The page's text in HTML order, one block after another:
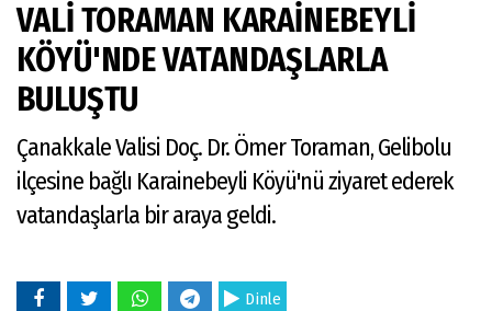
VALİ TORAMAN KARAİNEBEYLİ
KÖYÜ'NDE VATANDAŞLARLA
BULUŞTU
Çanakkale Valisi Doç. Dr. Ömer Toraman, Gelibolu
ilçesine bağlı Karainebeyli Köyü'nü ziyaret ederek
vatandaşlarla bir araya geldi.
Dinle